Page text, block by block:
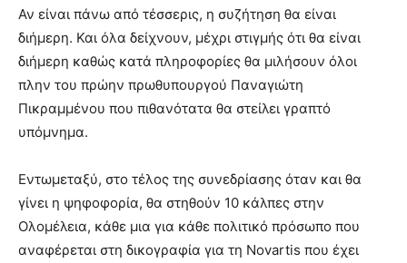
Αν είναι πάνω από τέσσερις, η συζήτηση θα είναι
διήμερη. Και όλα δείχνουν, μέχρι στιγμής ότι θα είναι
διήμερη καθώς κατά πληροφορίες θα μιλήσουν όλοι
πλην του πρώην πρωθυπουργού Παναγιώτη
Πικραμμένου που πιθανότατα θα στείλει γραπτό
υπόμνημα.
Eντωμεταξύ, στο τέλος της συνεδρίασης όταν και θα
γίνει η ψηφοφορία, θα στηθούν 10 κάλπες στην
Ολομέλεια, κάθε μια για κάθε πολιτικό πρόσωπο που
αναφέρεται στη δικογραφία για τη Novartis που έχει